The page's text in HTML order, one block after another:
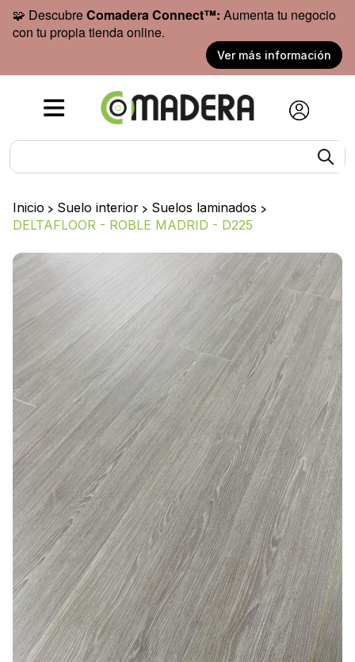
🧩 DescubreComadera Connect™: Aumenta tu negocio
con tu propia tienda online.
Ver más información
Inicio > Suelo interior > Suelos laminados >
DELTAFLOOR - ROBLE MADRID - D225